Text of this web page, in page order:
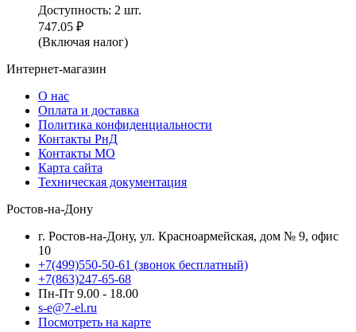
Доступность: 2 шт.
747.05 ₽
(Включая налог)
Интернет-магазин
О нас
Оплата и доставка
Политика конфиденциальности
Контакты РнД
Контакты МО
Карта сайта
Техническая документация
Ростов-на-Дону
г. Ростов-на-Дону, ул. Красноармейская, дом № 9, офис
10
+7(499)550-50-61 (звонок бесплатный)
+7(863)247-65-68
Пн-Пт 9.00 - 18.00
s-e@7-el.ru
Посмотреть на карте